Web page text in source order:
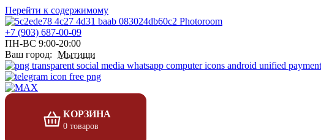
Перейти к содержимому
+7 (903) 687-00-09
ПН-ВС 9:00-20:00
Ваш город: Мытищи
КОРЗИНА
0 товаров